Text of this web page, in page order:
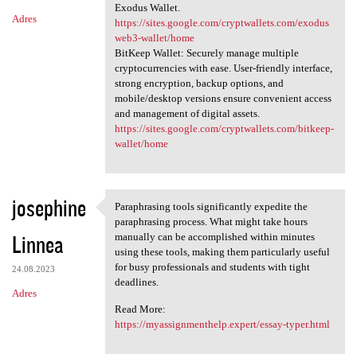
Adres
Exodus Wallet.
https://sites.google.com/cryptwallets.com/exodus
web3-wallet/home
BitKeep Wallet: Securely manage multiple
cryptocurrencies with ease. User-friendly interface,
strong encryption, backup options, and
mobile/desktop versions ensure convenient access
and management of digital assets.
https://sites.google.com/cryptwallets.com/bitkeep-
wallet/home
josephine
Linnea
24.08.2023
Adres
Paraphrasing tools
Paraphrasing tools significantly expedite the
paraphrasing process. What might take hours
manually can be accomplished within minutes
using these tools, making them particularly useful
for busy professionals and students with tight
deadlines.
Read More:
https://myassignmenthelp.expert/essay-typer.html